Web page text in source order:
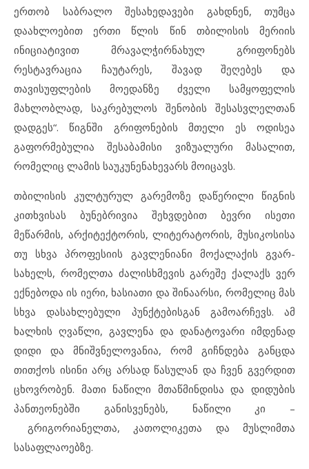
ერთობ საბრალო შესახედავები გახდნენ, თუმცა
დაახლოებით ერთი წლის წინ თბილისის მერიის
ინიციატივით მრავალჭირნახულ გრიფონებს
რესტავრაცია ჩაუტარეს, შავად შეღებეს და
თავისუფლების მოედანზე ძველი სამყოფელის
მახლობლად, საკრებულოს შენობის შესასვლელთან
დადგეს“. წიგნში გრიფონების მთელი ეს ოდისეა
გაფორმებულია შესაბამისი ვიზუალური მასალით,
რომელიც ლამის საუკუნენახევარს მოიცავს.
თბილისის კულტურულ გარემოზე დაწერილი წიგნის
კითხვისას ბუნებრივია შეხვდებით ბევრი ისეთი
მეწარმის, არქიტექტორის, ლიტერატორის, მუსიკოსისა
თუ სხვა პროფესიის გავლენიანი მოქალაქის გვარ-
სახელს, რომელთა ძალისხმევის გარეშე ქალაქს ვერ
ექნებოდა ის იერი, ხასიათი და შინაარსი, რომელიც მას
სხვა დასახლებული პუნქტებისგან გამოარჩევს. ამ
ხალხის ღვაწლი, გავლენა და დანატოვარი იმდენად
დიდი და მნიშვნელოვანია, რომ გიჩნდება განცდა
თითქოს ისინი არც არსად წასულან და ჩვენ გვერდით
ცხოვრობენ. მათი ნაწილი მთაწმინდისა და დიდუბის
პანთეონებში განისვენებს, ნაწილი კი –
გრიგორიანელთა, კათოლიკეთა და მუსლიმთა
სასაფლაოებზე.